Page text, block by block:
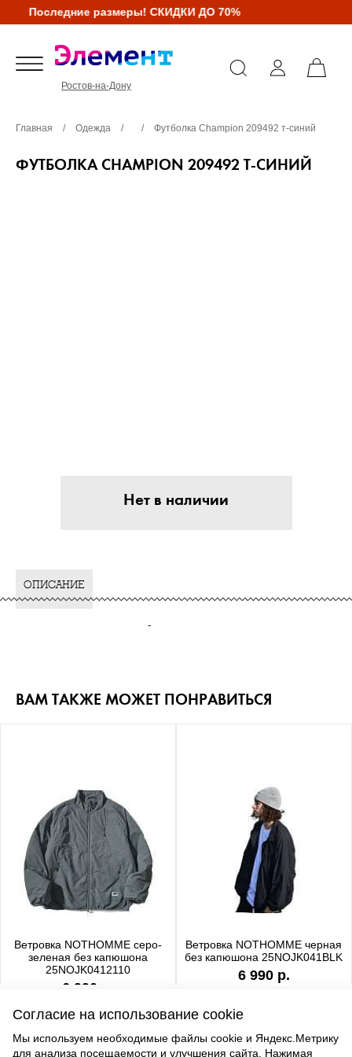
Последние размеры! СКИДКИ ДО 70%
Ростов-на-Дону
Главная / Одежда / / Футболка Champion 209492 т-синий
ФУТБОЛКА CHAMPION 209492 Т-СИНИЙ
Нет в наличии
ОПИСАНИЕ
-
ВАМ ТАКЖЕ МОЖЕТ ПОНРАВИТЬСЯ
Ветровка NOTHOMME серо-
зеленая без капюшона
25NOJK0412110
6 990 р.
Ветровка NOTHOMME черная
без капюшона 25NOJK041BLK
6 990 р.
Согласие на использование cookie
Мы используем необходимые файлы cookie и Яндекс.Метрику
для анализа посещаемости и улучшения сайта. Нажимая